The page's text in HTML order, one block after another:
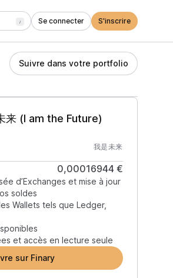
/ Se connecter S'inscrire
Suivre dans votre portfolio
来 (I am the Future)
我是未来
0,00016944 €
d’Exchanges et mise à jour
soldes
Wallets tels que Ledger,
et accès en lecture seule
sur Finary